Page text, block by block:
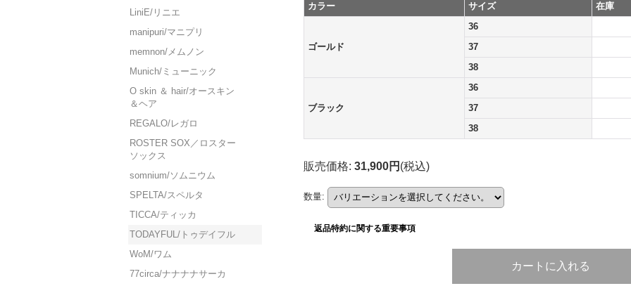
LiniE/リニエ
manipuri/マニプリ
memnon/メムノン
Munich/ミューニック
O skin ＆ hair/オースキン
＆ヘア
REGALO/レガロ
ROSTER SOX／ロスター
ソックス
somnium/ソムニウム
SPELTA/スペルタ
TICCA/ティッカ
TODAYFUL/トゥデイフル
WoM/ワム
77circa/ナナナナサーカ
カラー サイズ 在庫
ゴールド
36
37
38
ブラック
36
37
38
販売価格: 31,900円 (税込)
数量:
返品特約に関する重要事項